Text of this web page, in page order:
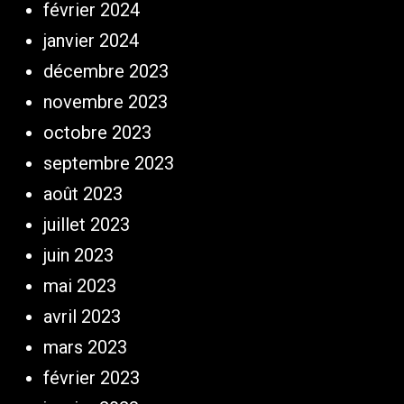
février 2024
janvier 2024
décembre 2023
novembre 2023
octobre 2023
septembre 2023
août 2023
juillet 2023
juin 2023
mai 2023
avril 2023
mars 2023
février 2023